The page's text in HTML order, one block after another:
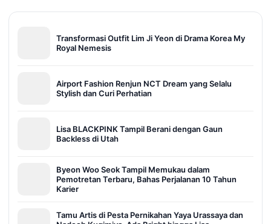
Transformasi Outfit Lim Ji Yeon di Drama Korea My
Royal Nemesis
Airport Fashion Renjun NCT Dream yang Selalu
Stylish dan Curi Perhatian
Lisa BLACKPINK Tampil Berani dengan Gaun
Backless di Utah
Byeon Woo Seok Tampil Memukau dalam
Pemotretan Terbaru, Bahas Perjalanan 10 Tahun
Karier
Tamu Artis di Pesta Pernikahan Yaya Urassaya dan